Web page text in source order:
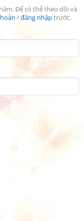
Để có thể theo dõi và
/đăng nhậptrước.